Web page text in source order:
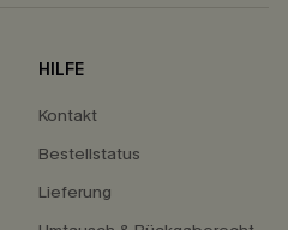
HILFE
Kontakt
Bestellstatus
Lieferung